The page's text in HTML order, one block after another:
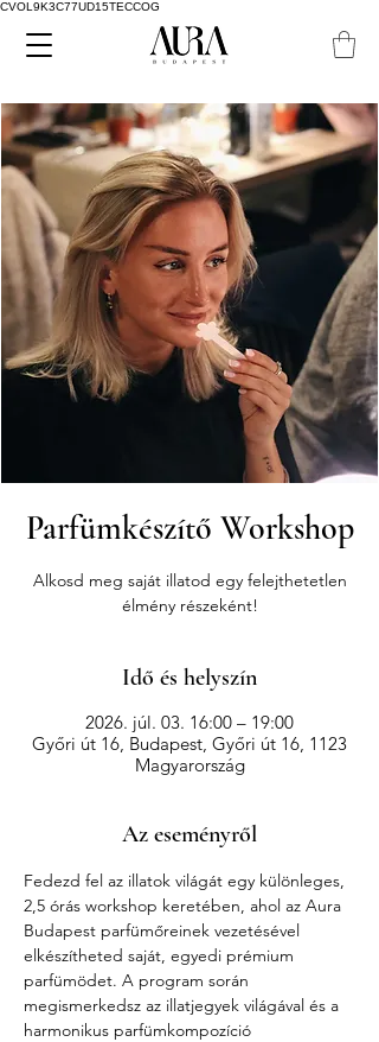
CVOL9K3C77UD15TECCOG
Parfümkészítő Workshop
Alkosd meg saját illatod egy felejthetetlen
élmény részeként!
Idő és helyszín
2026. júl. 03. 16:00 – 19:00
Győri út 16, Budapest, Győri út 16, 1123
Magyarország
Az eseményről
Fedezd fel az illatok világát egy különleges,
2,5 órás workshop keretében, ahol az Aura
Budapest parfümőreinek vezetésével
elkészítheted saját, egyedi prémium
parfümödet. A program során
megismerkedsz az illatjegyek világával és a
harmonikus parfümkompozíció